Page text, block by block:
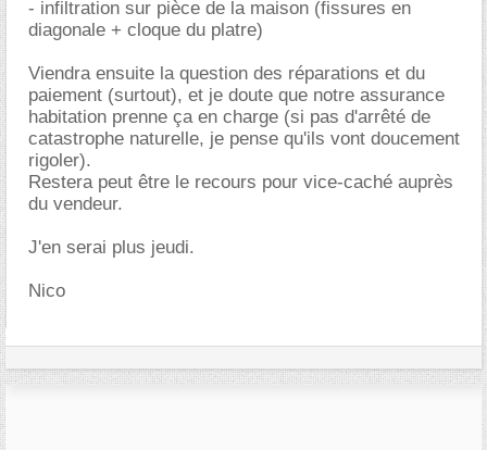
- infiltration sur pièce de la maison (fissures en
diagonale + cloque du platre)
Viendra ensuite la question des réparations et du
paiement (surtout), et je doute que notre assurance
habitation prenne ça en charge (si pas d'arrêté de
catastrophe naturelle, je pense qu'ils vont doucement
rigoler).
Restera peut être le recours pour vice-caché auprès
du vendeur.
J'en serai plus jeudi.
Nico